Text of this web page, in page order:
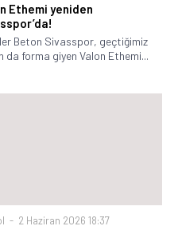
Ethemi yeniden
Beton Sivasspor, geçtiğimiz
da forma giyen Valon Ethemi...
2 Haziran 2026 18:37